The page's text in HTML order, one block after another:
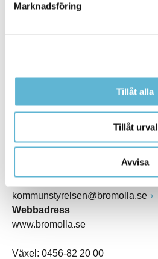
Marknadsföring
Tillåt alla
Tillåt urval
Avvisa
Postadress
E-post
kommunstyrelsen@bromolla.se
Webbadress
www.bromolla.se
Växel: 0456-82 20 00